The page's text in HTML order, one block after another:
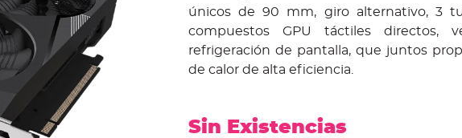
únicos de 90 mm, giro alternativo, 3
compuestos GPU táctiles directos,
refrigeración de pantalla, que juntos
de calor de alta eficiencia.
Sin Existencias